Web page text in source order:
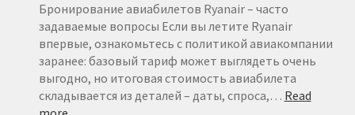
Бронирование авиабилетов Ryanair – часто
задаваемые вопросы Если вы летите Ryanair
впервые, ознакомьтесь с политикой авиакомпании
заранее: базовый тариф может выглядеть очень
выгодно, но итоговая стоимость авиабилета
складывается из деталей – даты, спроса,… Read